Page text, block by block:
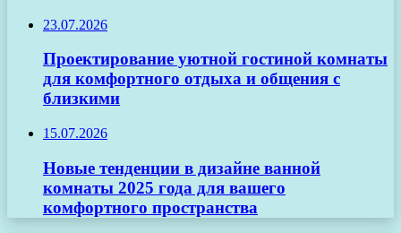
23.07.2026
Проектирование уютной гостиной комнаты
для комфортного отдыха и общения с
близкими
15.07.2026
Новые тенденции в дизайне ванной
комнаты 2025 года для вашего
комфортного пространства